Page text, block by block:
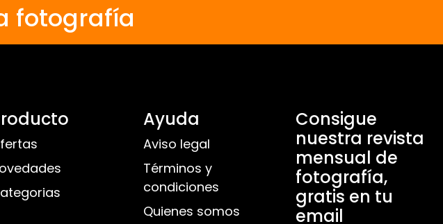
fotografía
Ayuda
Aviso legal
Términos y
condiciones
Quienes somos
Consigue
nuestra revista
mensual de
fotografía,
gratis en tu
email